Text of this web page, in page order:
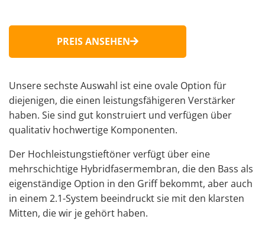
PREIS ANSEHEN
Unsere sechste Auswahl ist eine ovale Option für
diejenigen, die einen leistungsfähigeren Verstärker
haben. Sie sind gut konstruiert und verfügen über
qualitativ hochwertige Komponenten.
Der Hochleistungstieftöner verfügt über eine
mehrschichtige Hybridfasermembran, die den Bass als
eigenständige Option in den Griff bekommt, aber auch
in einem 2.1-System beeindruckt sie mit den klarsten
Mitten, die wir je gehört haben.